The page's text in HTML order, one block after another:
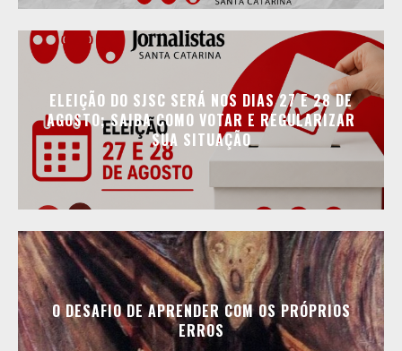
ELEIÇÃO DO SJSC SERÁ NOS DIAS 27 E 28 DE
AGOSTO; SAIBA COMO VOTAR E REGULARIZAR
SUA SITUAÇÃO
O DESAFIO DE APRENDER COM OS PRÓPRIOS
ERROS